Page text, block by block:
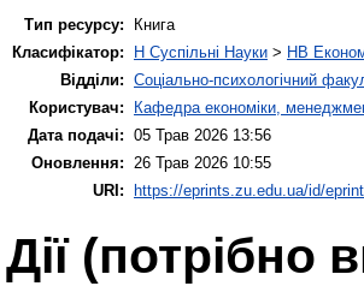
Тип ресурсу:
Книга
Класифікатор:
H Суспільні Науки > HB
Відділи: Соціально-психологічний
Користувач:
Кафедра економіки,
Дата подачі: 05 Трав 2026 13:56
Оновлення:
26 Трав 2026 10:55
URI: https://eprints.zu.edu.ua/id/
Дії ​​(потрібно